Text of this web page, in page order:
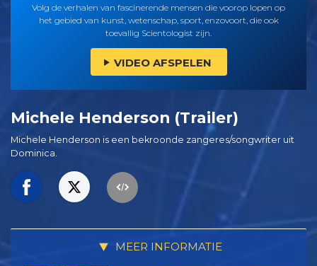
Volg de verhalen van fascinerende mensen die voorop lopen op
het gebied van kunst, wetenschap, sport, enzovoort, die ook
toevallig Scientologist zijn.
VIDEO AFSPELEN
Michele Henderson (Trailer)
Michele Henderson is een bekroonde zangeres/songwriter uit
Dominica.
MEER INFORMATIE